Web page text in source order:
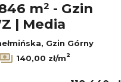
m² - Gzin
| Media
Gzin Górny
140,00 zł/m2